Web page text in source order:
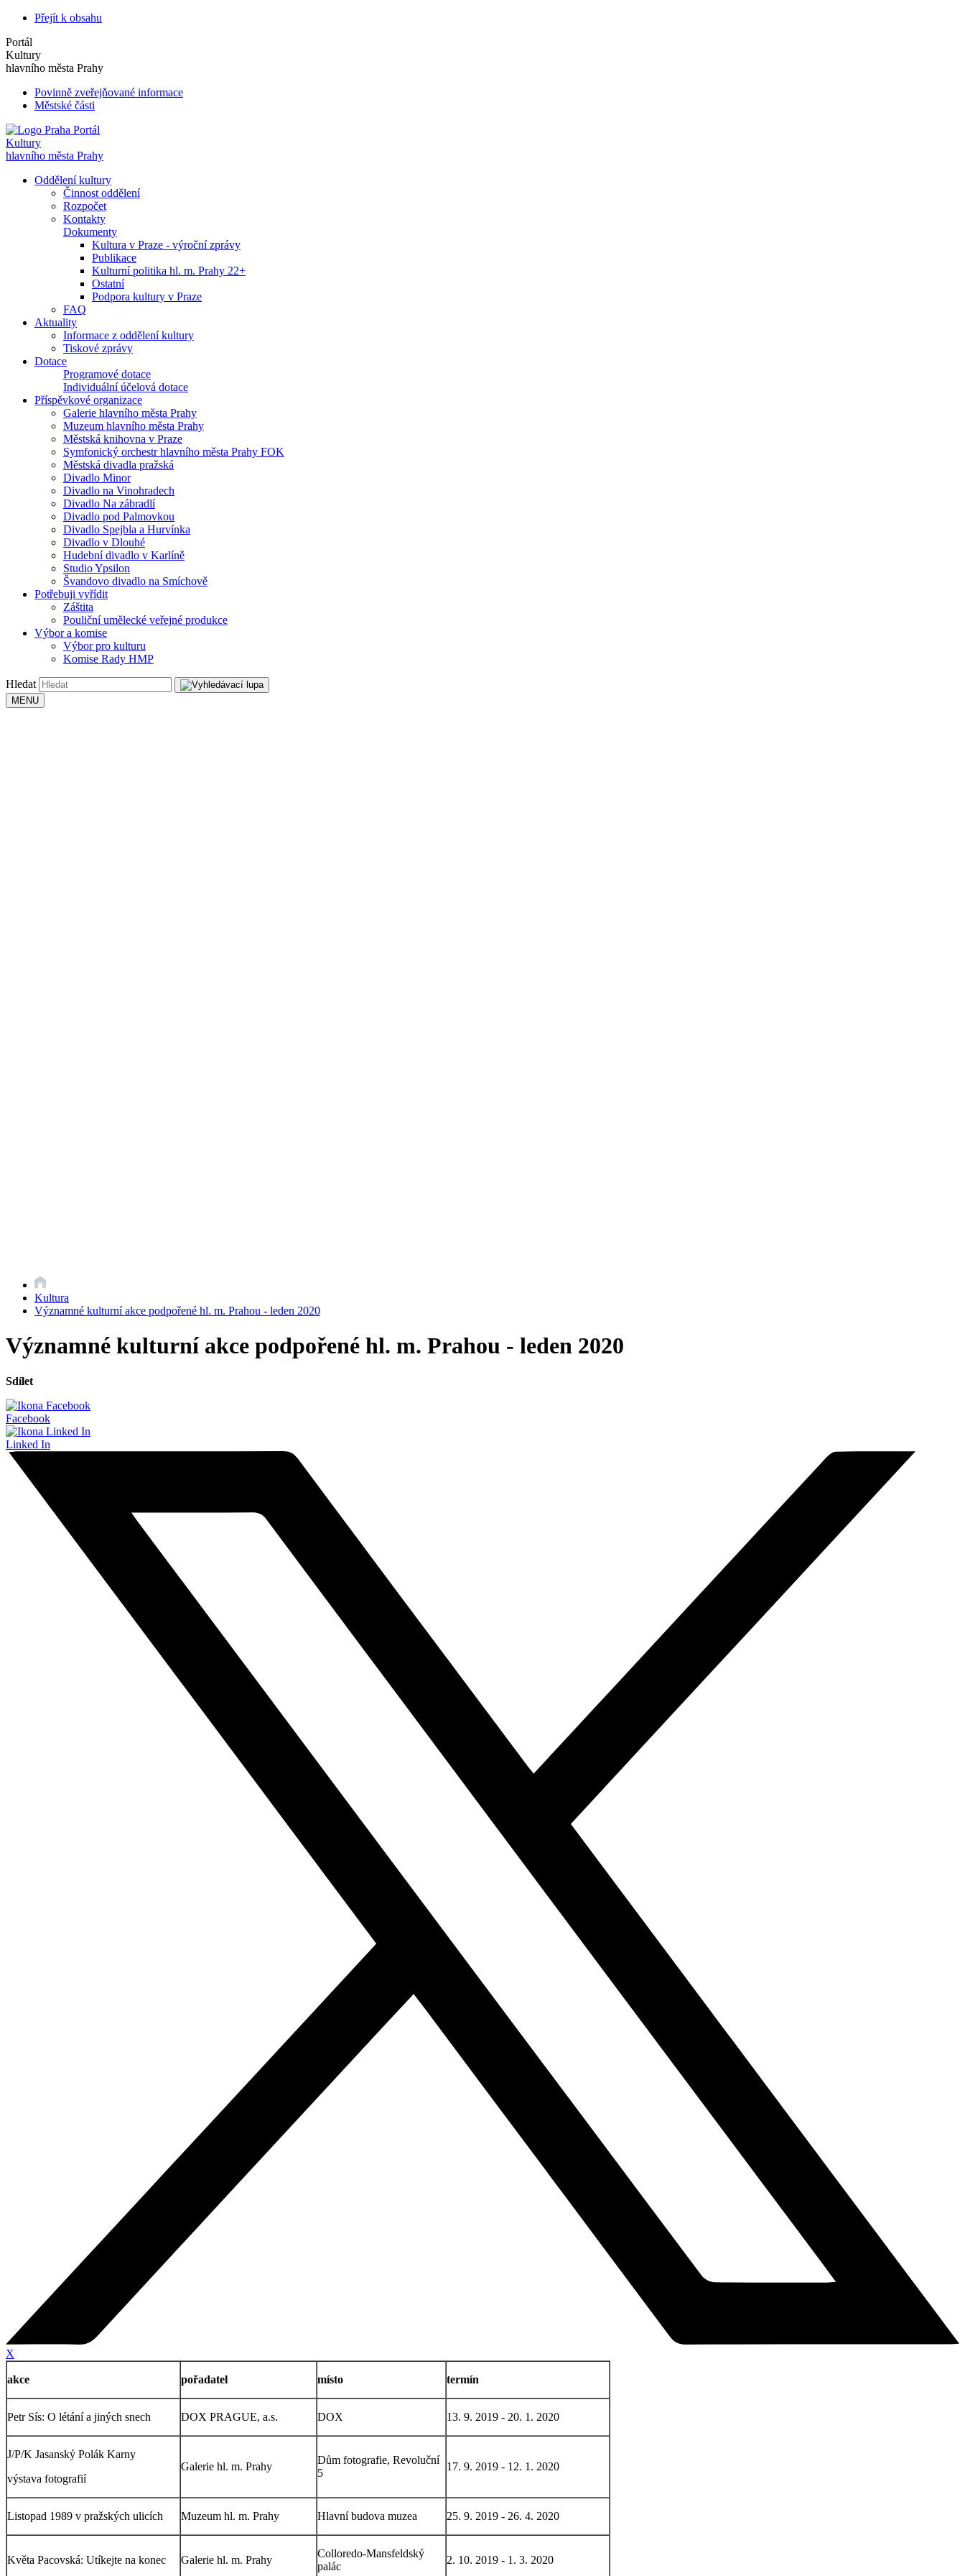
Přejít k obsahu
Portál
Kultury
hlavního města Prahy
Povinně zveřejňované informace
Městské části
Portál
Kultury
hlavního města Prahy
Oddělení kultury
Činnost oddělení
Rozpočet
Kontakty
Dokumenty
Kultura v Praze - výroční zprávy
Publikace
Kulturní politika hl. m. Prahy 22+
Ostatní
Podpora kultury v Praze
FAQ
Aktuality
Informace z oddělení kultury
Tiskové zprávy
Dotace
Programové dotace
Individuální účelová dotace
Příspěvkové organizace
Galerie hlavního města Prahy
Muzeum hlavního města Prahy
Městská knihovna v Praze
Symfonický orchestr hlavního města Prahy FOK
Městská divadla pražská
Divadlo Minor
Divadlo na Vinohradech
Divadlo Na zábradlí
Divadlo pod Palmovkou
Divadlo Spejbla a Hurvínka
Divadlo v Dlouhé
Hudební divadlo v Karlíně
Studio Ypsilon
Švandovo divadlo na Smíchově
Potřebuji vyřídit
Záštita
Pouliční umělecké veřejné produkce
Výbor a komise
Výbor pro kulturu
Komise Rady HMP
Hledat
MENU
Kultura
Významné kulturní akce podpořené hl. m. Prahou - leden 2020
Významné kulturní akce podpořené hl. m. Prahou - leden 2020
Sdílet
Facebook
Linked In
X
akce pořadatel místo termín
Petr Sís: O létání a jiných snech DOX PRAGUE, a.s. DOX 13. 9. 2019 - 20. 1. 2020
J/P/K Jasanský Polák Karny
výstava fotografií
Galerie hl. m. Prahy
Dům fotografie, Revoluční
5
17. 9. 2019 - 12. 1. 2020
Listopad 1989 v pražských ulicích Muzeum hl. m. Prahy Hlavní budova muzea 25. 9. 2019 - 26. 4. 2020
Květa Pacovská: Utíkejte na konec Galerie hl. m. Prahy
Colloredo-Mansfeldský
palác
2. 10. 2019 - 1. 3. 2020